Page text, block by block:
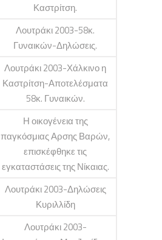
Καστρίτση.
Λουτράκι 2003-58κ.
Γυναικών-Δηλώσεις.
Λουτράκι 2003-Χάλκινο η
Καστρίτση-Αποτελέσματα
58κ. Γυναικών.
Η οικογένεια της
παγκόσμιας Αρσης Βαρών,
επισκέφθηκε τις
εγκαταστάσεις της Νίκαιας.
Λουτράκι 2003-Δηλώσεις
Κυριλλίδη
Λουτράκι 2003-